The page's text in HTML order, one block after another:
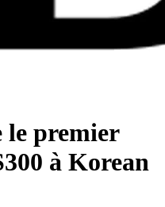
premier
à Korean